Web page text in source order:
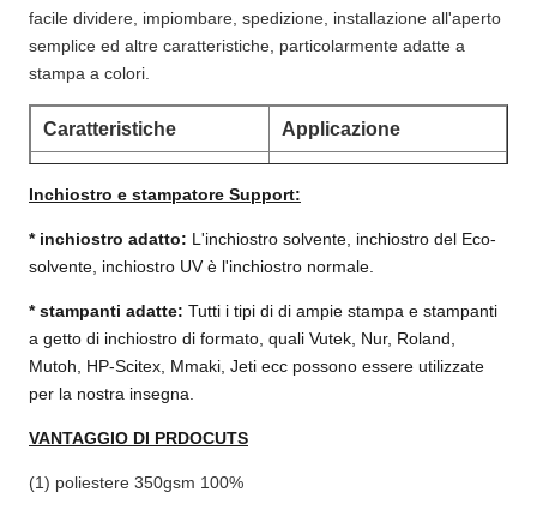
facile dividere, impiombare, spedizione, installazione all'aperto
semplice ed altre caratteristiche, particolarmente adatte a
stampa a colori.
Caratteristiche Applicazione
1) impermeabile sulla
2) Buona stabilità del
3) Il maltempo resistente
4) Alto allungamento
abilità strappante
5) Controllo perfetto
Stampa all'aperto
2)Pubblicità del
manifesto;
Inchiostro e stampatore Support:
* inchiostro adatto: L'inchiostro solvente, inchiostro del Eco-
solvente, inchiostro UV è l'inchiostro normale.
* stampanti adatte: Tutti i tipi di di ampie stampa e stampanti
a getto di inchiostro di formato, quali Vutek, Nur, Roland,
Mutoh, HP-Scitex, Mmaki, Jeti ecc possono essere utilizzate
per la nostra insegna.
VANTAGGIO DI PRDOCUTS
(1) poliestere 350gsm 100%